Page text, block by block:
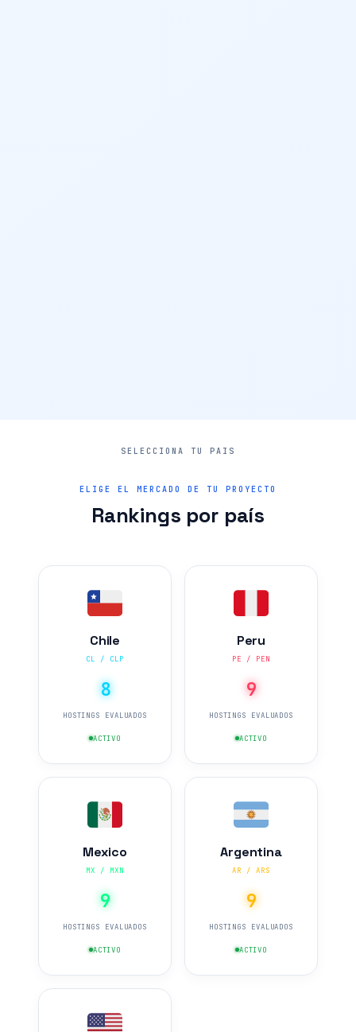
ELIGE EL MERCADO DE TU PROYECTO
Rankings por país
Chile
CL / CLP
8
HOSTINGS EVALUADOS
ACTIVO
Peru
PE / PEN
9
HOSTINGS EVALUADOS
ACTIVO
Mexico
MX / MXN
9
HOSTINGS EVALUADOS
ACTIVO
Argentina
AR / ARS
9
HOSTINGS EVALUADOS
ACTIVO